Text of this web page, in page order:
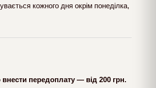
кожного дня окрім понеділка,
передоплату — від 200 грн.